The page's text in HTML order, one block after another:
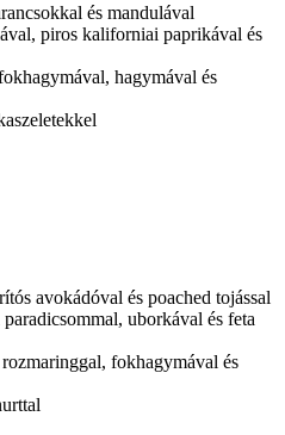
és mandulával
piros kaliforniai paprikával és
hagymával és
avokádóval és poached tojással
uborkával és feta
fokhagymával és